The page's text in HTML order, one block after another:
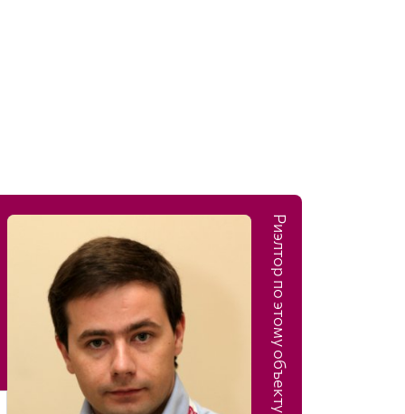
Риэлтор по этому объекту